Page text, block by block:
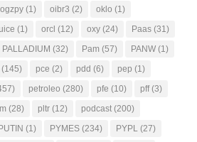
ogzpy (1) oibr3 (2) oklo (1)
(1) orcl (12) oxy (24) Paas (31)
PALLADIUM (32) Pam (57) PANW (1)
(145) pce (2) pdd (6) pep (1)
petroleo (280) pfe (10) pff(3)
(28) pltr (12) podcast (200)
(1) PYMES (234) PYPL (27)